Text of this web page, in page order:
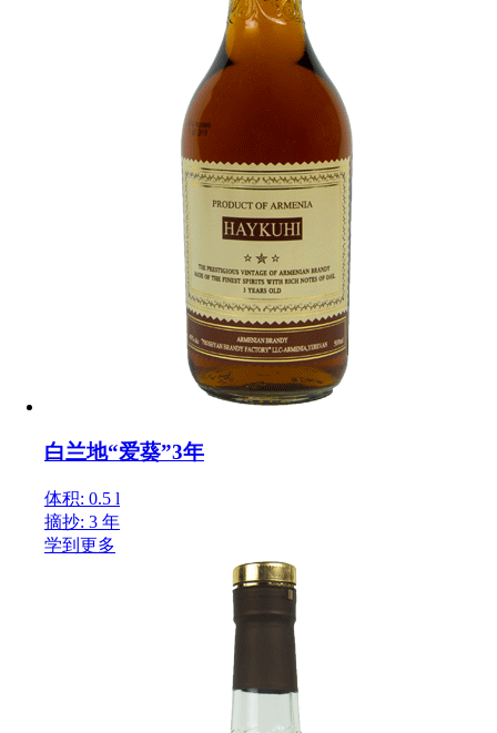
白兰地“爱葵”3年
体积: 0.5 l
摘抄: 3 年
学到更多